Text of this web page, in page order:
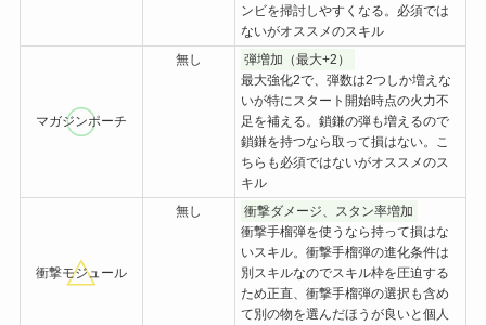
ンビを掃討しやすくなる。必須では
ないがオススメのスキル
マガジンポーチ
無し
弾増加（最大+2）
最大強化2で、弾数は2つしか増えな
いが特にスタート開始時点の火力不
足を補える。鎖鎌の弾も増えるので
鎖鎌を持つなら取って損はない。こ
ちらも必須ではないがオススメのス
キル
衝撃モジュール
無し
衝撃ダメージ、スタン率増加
衝撃手榴弾を使うなら持って損はな
いスキル。衝撃手榴弾の進化条件は
別スキルなのでスキル枠を圧迫する
ため正直、衝撃手榴弾の選択も含め
て別の物を選んだほうが良いと個人